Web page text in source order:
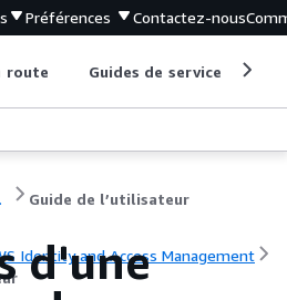
Préférences Contactez-nous
route Guides de service
Guide de l’utilisateur
Identity and Access Management
d'une